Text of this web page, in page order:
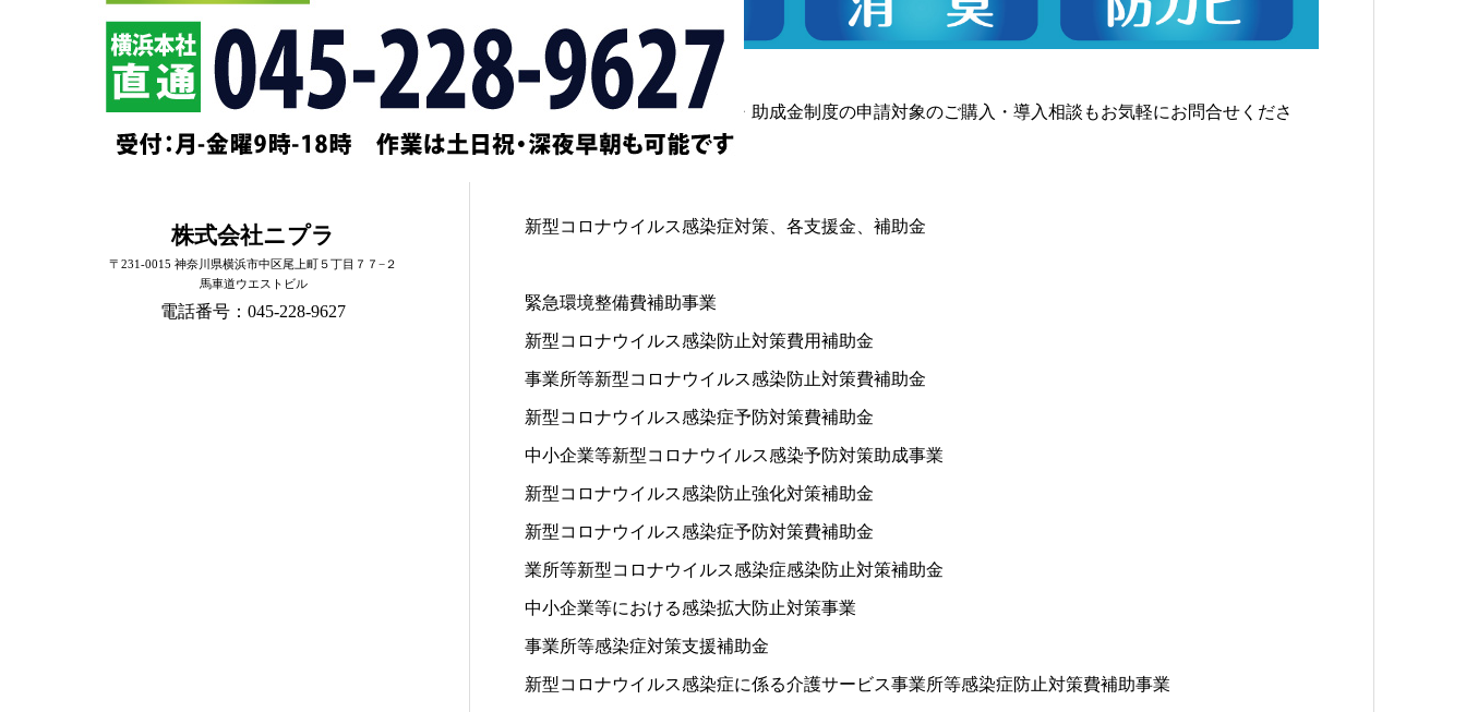
【新型コロナ対策】補助金・助成金制度の申請対象のご購入・導入相談もお気軽にお問合せくださ
い。
新型コロナウイルス感染症対策、各支援金、補助金
緊急環境整備費補助事業
新型コロナウイルス感染防止対策費用補助金
事業所等新型コロナウイルス感染防止対策費補助金
新型コロナウイルス感染症予防対策費補助金
中小企業等新型コロナウイルス感染予防対策助成事業
新型コロナウイルス感染防止強化対策補助金
新型コロナウイルス感染症予防対策費補助金
業所等新型コロナウイルス感染症感染防止対策補助金
中小企業等における感染拡大防止対策事業
事業所等感染症対策支援補助金
新型コロナウイルス感染症に係る介護サービス事業所等感染症防止対策費補助事業
株式会社ニプラ
〒231-0015 神奈川県横浜市中区尾上町５丁目７７−２
馬車道ウエストビル
電話番号：045-228-9627